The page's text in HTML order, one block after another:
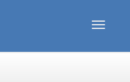
Toggle